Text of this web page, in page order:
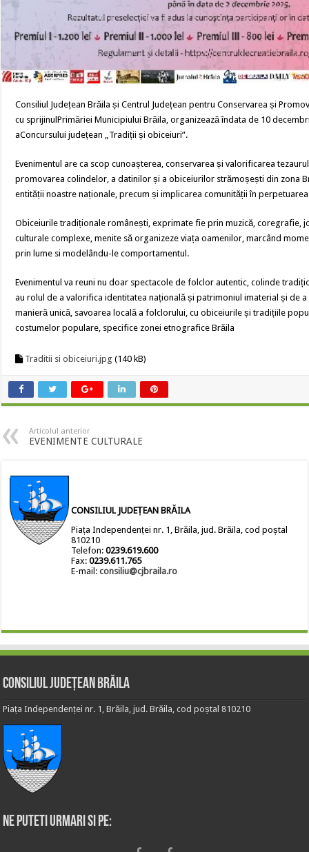
Consiliul Județean Brăila și Centrul Județean pentru Conservarea și
cu sprijinulPrimăriei Municipiului Brăila, organizează îndata de 10
aConcursului județean „Tradiții și obiceiuri”.
Evenimentul are ca scop cunoașterea, conservarea și valorificarea
promovarea colindelor, a datinilor și a obiceiurilor strămoșești din zona
entității noastre naționale, precum și implicarea comunității în
Obiceiurile tradiționale românești, exprimate fie prin muzică, coregrafie,
culturale complexe, menite să organizeze viața oamenilor, marcând
prin lume si modelându-le comportamentul.
Evenimentul va reuni nu doar spectacole de folclor autentic, colinde
au rolul de a valorifica identitatea națională și patrimoniul imaterial și de
manieră unică, savoarea locală a folclorului, cu obiceiurile și tradițiile
costumelor populare, specifice zonei etnografice Brăila
Traditii si obiceiuri.jpg (140 kB)
Articolul anterior
EVENIMENTE CULTURALE
CONSILIUL JUDEȚEAN BRĂILA
Piața Independenței nr. 1, Brăila, jud. Brăila, cod poștal
810210
Telefon:0239.619.600
Fax:0239.611.765
E-mail:consiliu@cjbraila.ro
Consiliul Județean Brăila
Piața Independenței nr. 1, Brăila, jud. Brăila, cod poștal 810210
Ne puteti urmari si pe: